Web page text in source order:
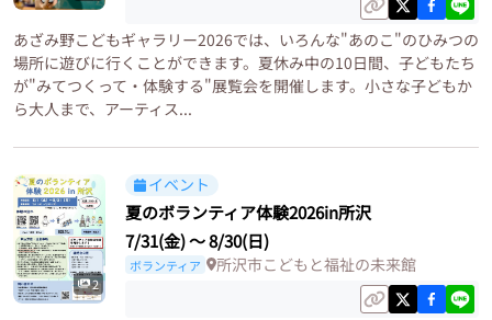
あざみ野こどもギャラリー2026では、いろんな"あのこ"のひみつの
場所に遊びに行くことができます。夏休み中の10日間、子どもたち
が"みてつくって・体験する"展覧会を開催します。小さな子どもか
ら大人まで、アーティス...
2
イベント
夏のボランティア体験2026in所沢
7/31(金)〜8/30(日)
ボランティア 所沢市こどもと福祉の未来館